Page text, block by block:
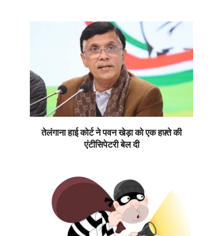
तेलंगाना हाई कोर्ट ने पवन खेड़ा को एक हफ़्ते की
एंटीसिपेटरी बेल दी